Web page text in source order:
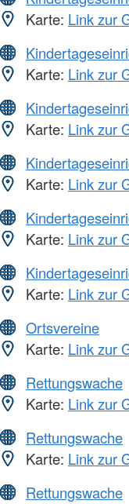
Karte: Link zur
Karte: Link zur
Karte: Link zur
Karte: Link zur
Karte: Link zur
Karte: Link zur
Ortsvereine
Karte: Link zur
Rettungswache
Karte: Link zur
Rettungswache
Karte: Link zur
Rettungswache